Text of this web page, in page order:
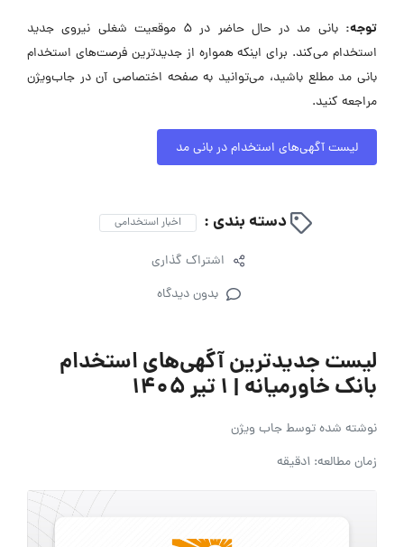
توجه:
بانی مد در حال حاضر در ۵ موقعیت شغلی نیروی جدید
استخدام می‌کند. برای اینکه همواره از جدیدترین فرصت‌های استخدام
بانی مد مطلع باشید، می‌توانید به صفحه اختصاصی آن در جاب‌ویژن
مراجعه کنید.
لیست آگهی‌های استخدام در بانی مد
دسته بندی : اخبار استخدامی
اشتراک گذاری
بدون دیدگاه
لیست جدیدترین آگهی‌های استخدام
بانک خاورمیانه | ۱ تیر ۱۴۰۵
نوشته شده توسطجاب ویژن
زمان مطالعه: 1دقیقه